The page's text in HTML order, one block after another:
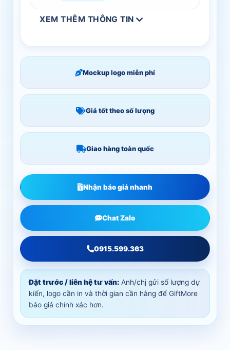
XEM THÊM THÔNG TIN
Mockup logo miễn phí
Giá tốt theo số lượng
Giao hàng toàn quốc
Nhận báo giá nhanh
Chat Zalo
0915.599.363
Đặt trước / liên hệ tư vấn:Anh/chị gửi số lượng dự
kiến, logo cần in và thời gian cần hàng để GiftMore
báo giá chính xác hơn.